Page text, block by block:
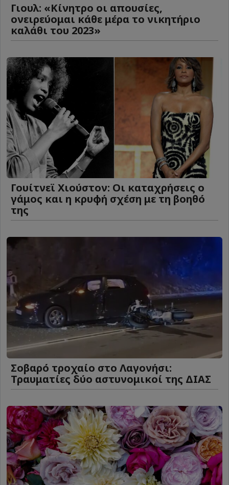
Γιουλ: «Κίνητρο οι απουσίες,
ονειρεύομαι κάθε μέρα το νικητήριο
καλάθι του 2023»
Γουίτνεϊ Χιούστον: Οι καταχρήσεις ο
γάμος και η κρυφή σχέση με τη βοηθό
της
Σοβαρό τροχαίο στο Λαγονήσι:
Τραυματίες δύο αστυνομικοί της ΔΙΑΣ